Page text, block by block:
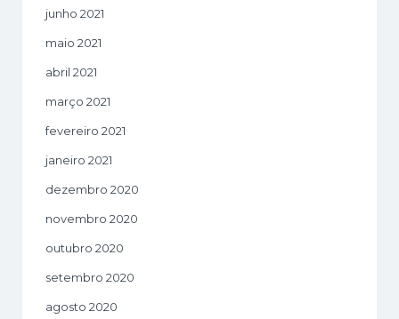
junho 2021
maio 2021
abril 2021
março 2021
fevereiro 2021
janeiro 2021
dezembro 2020
novembro 2020
outubro 2020
setembro 2020
agosto 2020